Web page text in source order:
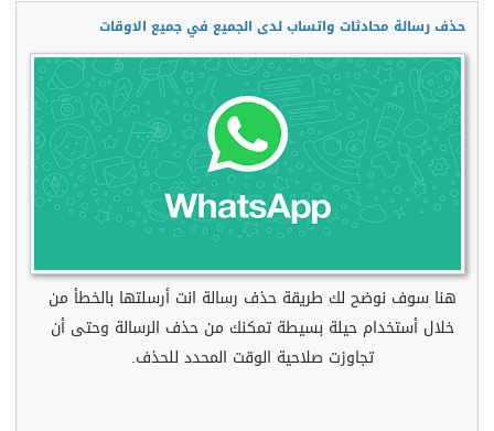
حذف رسالة محادثات واتساب لدى الجميع في جميع الاوقات
هنا سوف نوضح لك طريقة حذف رسالة انت أرسلتها بالخطأ من
خلال أستخدام حيلة بسيطة تمكنك من حذف الرسالة وحتى أن
تجاوزت صلاحية الوقت المحدد للحذف.